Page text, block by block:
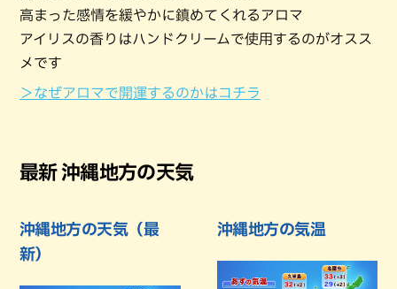
高まった感情を緩やかに鎮めてくれるアロマ
アイリスの香りはハンドクリームで使用するのがオスス
メです
＞なぜアロマで開運するのかはコチラ
最新 沖縄地方の天気
沖縄地方の天気（最
新）
沖縄地方の気温